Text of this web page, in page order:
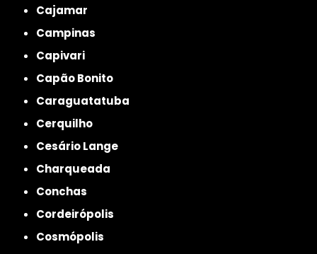
Cajamar
Campinas
Capivari
Capão Bonito
Caraguatatuba
Cerquilho
Cesário Lange
Charqueada
Conchas
Cordeirópolis
Cosmópolis